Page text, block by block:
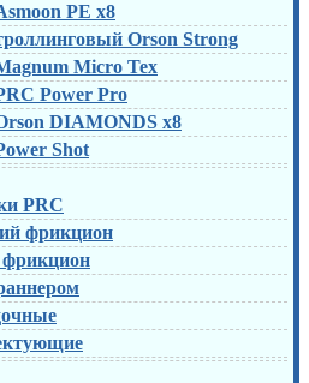
PE x8
Orson Strong
Micro Tex
Power Pro
DIAMONDS x8
Shot
PRC
фрикцион
фрикцион